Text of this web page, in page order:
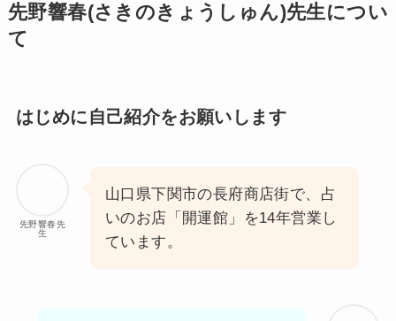
先野響春(さきのきょうしゅん)先生につい
て
はじめに自己紹介をお願いします
先野響春先
生
山口県下関市の長府商店街で、占
いのお店「開運館」を14年営業し
ています。